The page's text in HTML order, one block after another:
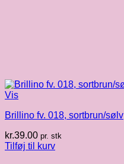
Vis
Brillino fv. 018, sortbrun/sølv
kr.39.00 pr. stk
Tilføj til kurv